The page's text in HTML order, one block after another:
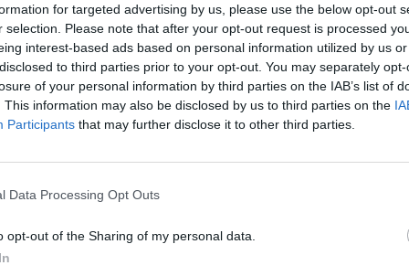
for targeted advertising by us, please use the below opt-out
selection. Please note that after your opt-out request is processed
interest-based ads based on personal information utilized by us
to third parties prior to your opt-out. You may separately
of your personal information by third parties on the IAB’s list of
This information may also be disclosed by us to third parties on the
Participants that may further disclose it to other third parties.
Data Processing Opt Outs
opt-out of the Sharing of my personal data.
turto kaina bus nustatyta po individualaus jo
šie objektai skirti investicijoms, verslui,